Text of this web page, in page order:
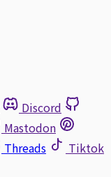
Discord
Mastodon
Threads
Tiktok